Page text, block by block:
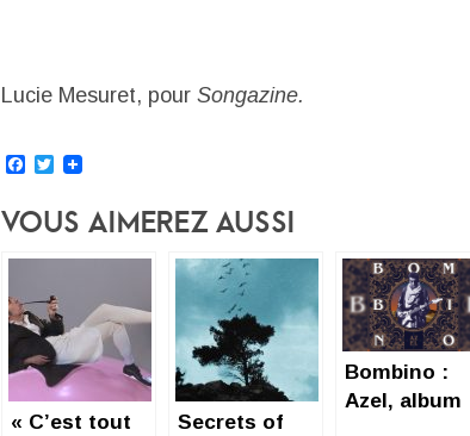
Lucie Mesuret, pour Songazine.
Facebook
Twitter
Vous Aimerez Aussi
« C’est tout Secrets of
Bombino :
Azel, album